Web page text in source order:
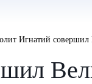
Игнатий совершил Великое